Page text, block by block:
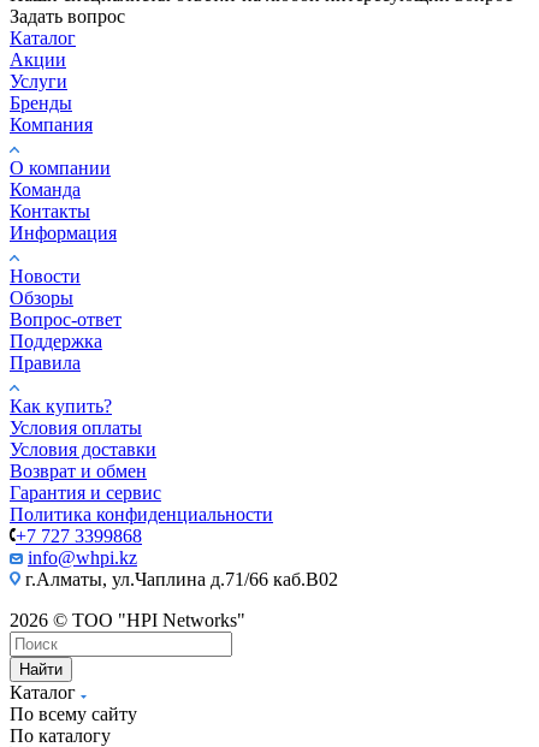
Задать вопрос
Каталог
Акции
Услуги
Бренды
Компания
О компании
Команда
Контакты
Информация
Новости
Обзоры
Вопрос-ответ
Поддержка
Правила
Как купить?
Условия оплаты
Условия доставки
Возврат и обмен
Гарантия и сервис
Политика конфиденциальности
+7 727 3399868
info@whpi.kz
г.Алматы, ул.Чаплина д.71/66 каб.B02
2026 © ТОО "HPI Networks"
Найти
Каталог
По всему сайту
По каталогу